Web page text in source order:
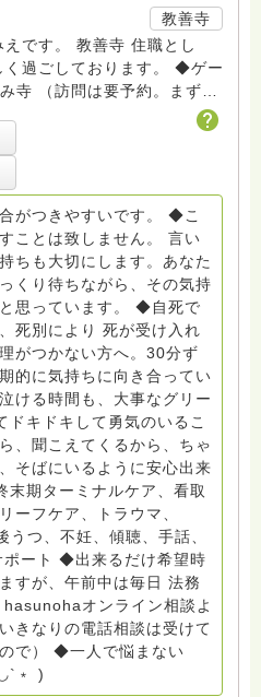
教善寺
です。 教善寺 住職とし
ごしております。 ◆ゲー
寺 （訪問は要予約。まずは
リーフケア、希死念慮、自
、デートDV、トラウマ、
話、要約筆記、行政相談
学校支援員としても、ケア
び遺族会】運営 毎月 第１
14：00〜，18：
ちらから
動は皆さま
ります。ご協力をよろしく
ェひだまり』 ビハーラ和歌
せ申込⬇️こちらから
しもとサピュ
誰もが自分らしく生きるこ
女性支援 ◆認定NPO
Sotto 元グリーフサポート委
ラクター.中学校DV授業 10年
として勤めた経験も生かし
いです。 いつも あな
込まないで。 来寺お問い合
※時間を割
がつきやすいです。 ◆こ
ことは致しません。 言い
ちも大切にします。あなた
くり待ちながら、その気持
思っています。 ◆自死で
死別により 死が受け入れ
がつかない方へ。30分ず
的に気持ちに向き合ってい
ける時間も、大事なグリー
キドキして勇気のいるこ
、聞こえてくるから、ちゃ
そばにいるように安心出来
期ターミナルケア、看取
ーフケア、トラウマ、
つ、不妊、傾聴、手話、
ポート ◆出来るだけ希望時
すが、午前中は毎日 法務
オンライン相談よ
きなりの電話相談は受けて
で） ◆一人で悩まない
)